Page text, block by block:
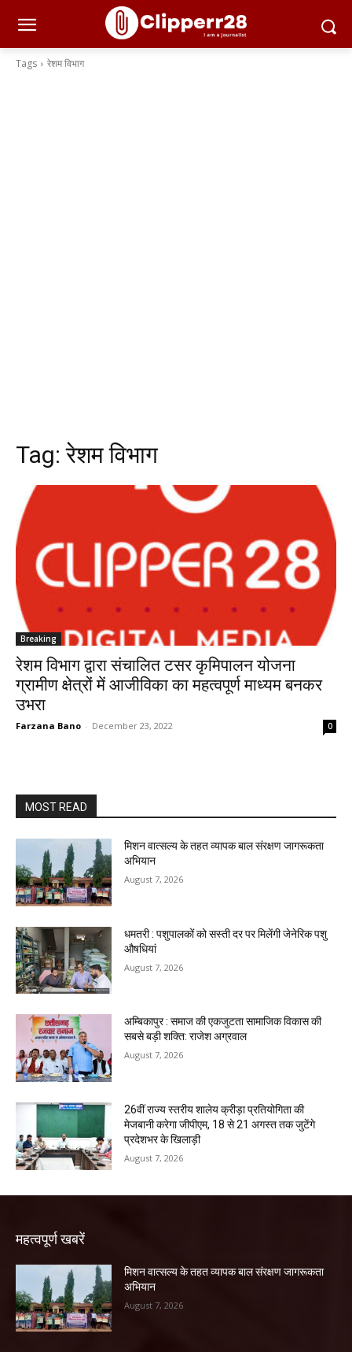
Tags रेशम विभाग
Tag:रेशम विभाग
Breaking
रेशम विभाग द्वारा संचालित टसर कृमिपालन योजना
ग्रामीण क्षेत्रों में आजीविका का महत्वपूर्ण माध्यम बनकर
उभरा
Farzana Bano - December 23, 2022 0
MOST READ
मिशन वात्सल्य के तहत व्यापक बाल संरक्षण जागरूकता
अभियान
August 7, 2026
धमतरी : पशुपालकों को सस्ती दर पर मिलेंगी जेनेरिक पशु
औषधियां
August 7, 2026
अम्बिकापुर : समाज की एकजुटता सामाजिक विकास की
सबसे बड़ी शक्ति: राजेश अग्रवाल
August 7, 2026
26वीं राज्य स्तरीय शालेय क्रीड़ा प्रतियोगिता की
मेजबानी करेगा जीपीएम, 18 से 21 अगस्त तक जुटेंगे
प्रदेशभर के खिलाड़ी
August 7, 2026
महत्वपूर्ण खबरें
मिशन वात्सल्य के तहत व्यापक बाल संरक्षण जागरूकता
अभियान
August 7, 2026